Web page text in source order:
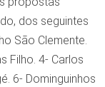
dos seguintes
São Clemente.
Filho. 4- Carlos
6- Dominguinhos